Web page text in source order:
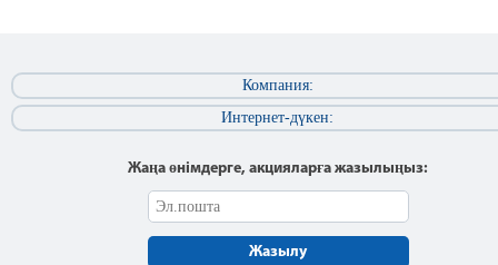
Компания:
Интернет-дүкен:
Жаңа өнімдерге, акцияларға жазылыңыз:
Жазылу